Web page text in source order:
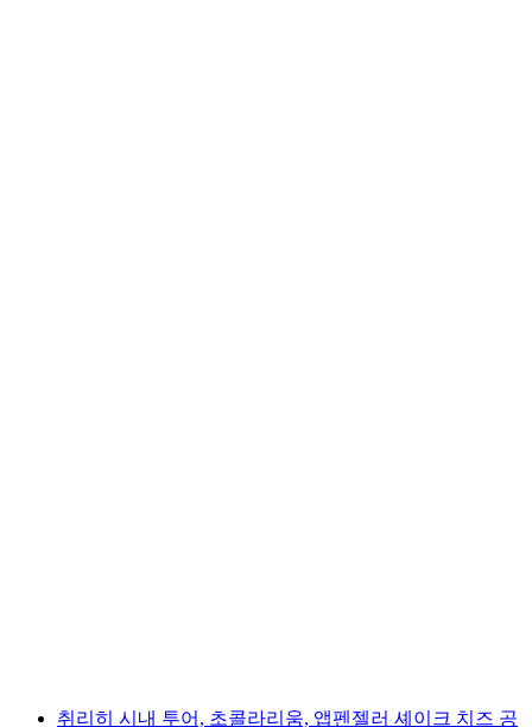
취리히 시내 투어, 초콜라리움, 앱펜젤러 셰이크 치즈 공